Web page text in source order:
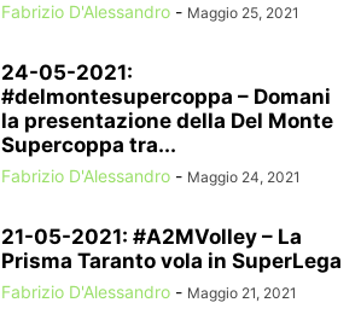
Fabrizio D'Alessandro - Maggio 25, 2021
24-05-2021:
#delmontesupercoppa – Domani
la presentazione della Del Monte
Supercoppa tra...
Fabrizio D'Alessandro - Maggio 24, 2021
21-05-2021: #A2MVolley – La
Prisma Taranto vola in SuperLega
Fabrizio D'Alessandro - Maggio 21, 2021